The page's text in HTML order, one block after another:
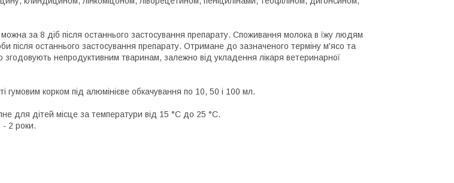
за 8 діб після останнього застосування препарату. Споживання молока в їжу людям
після останнього застосування препарату. Отримане до зазначеного терміну м'ясо та
згодовують непродуктивним тваринам, залежно від укладення лікаря ветеринарної
гумовим корком під алюмінієве обкачування по 10, 50 і 100 мл.
для дітей місце за температури від 15 °C до 25 °C.
- 2 роки.